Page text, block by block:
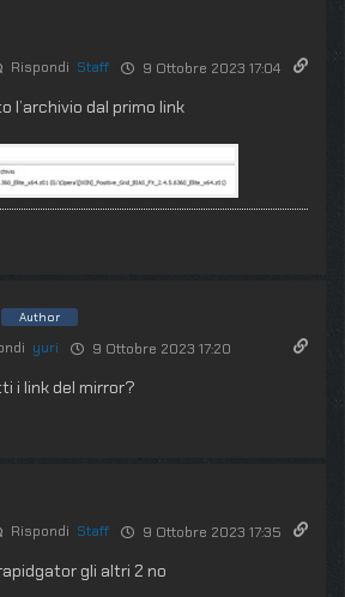
Rispondi Staff 9 Ottobre 2023 17:04
l’archivio dal primo link
Author
yuri 9 Ottobre 2023 17:20
i link del mirror?
Rispondi Staff 9 Ottobre 2023 17:35
gli altri 2 no